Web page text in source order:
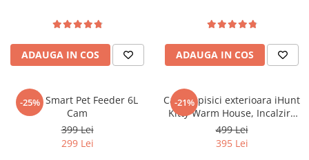
ADAUGA IN COS ADAUGA IN COS
-25%
iHunt Smart Pet Feeder 6L
Cam
399 Lei
299 Lei
-21%
Casuta pisici exterioara iHunt
Kitty Warm House, Incalzire
25W, Material Oxford
Impermeabil, Sistem Anti-
499 Lei
395 Lei